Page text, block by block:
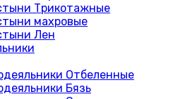
Трикотажные
махровые
Лен
Отбеленные
Бязь